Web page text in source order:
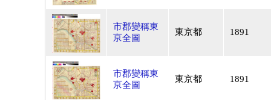
市郡變稱東
亰全圖
東京都 1891
市郡變稱東
亰全圖
東京都 1891